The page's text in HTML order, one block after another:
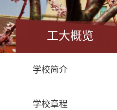
工大概览
学校简介
学校章程